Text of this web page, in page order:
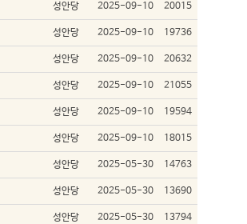
성안당 2025-09-10 20015
성안당 2025-09-10 19736
성안당 2025-09-10 20632
성안당 2025-09-10 21055
성안당 2025-09-10 19594
성안당 2025-09-10 18015
성안당 2025-05-30 14763
성안당 2025-05-30 13690
성안당 2025-05-30 13794